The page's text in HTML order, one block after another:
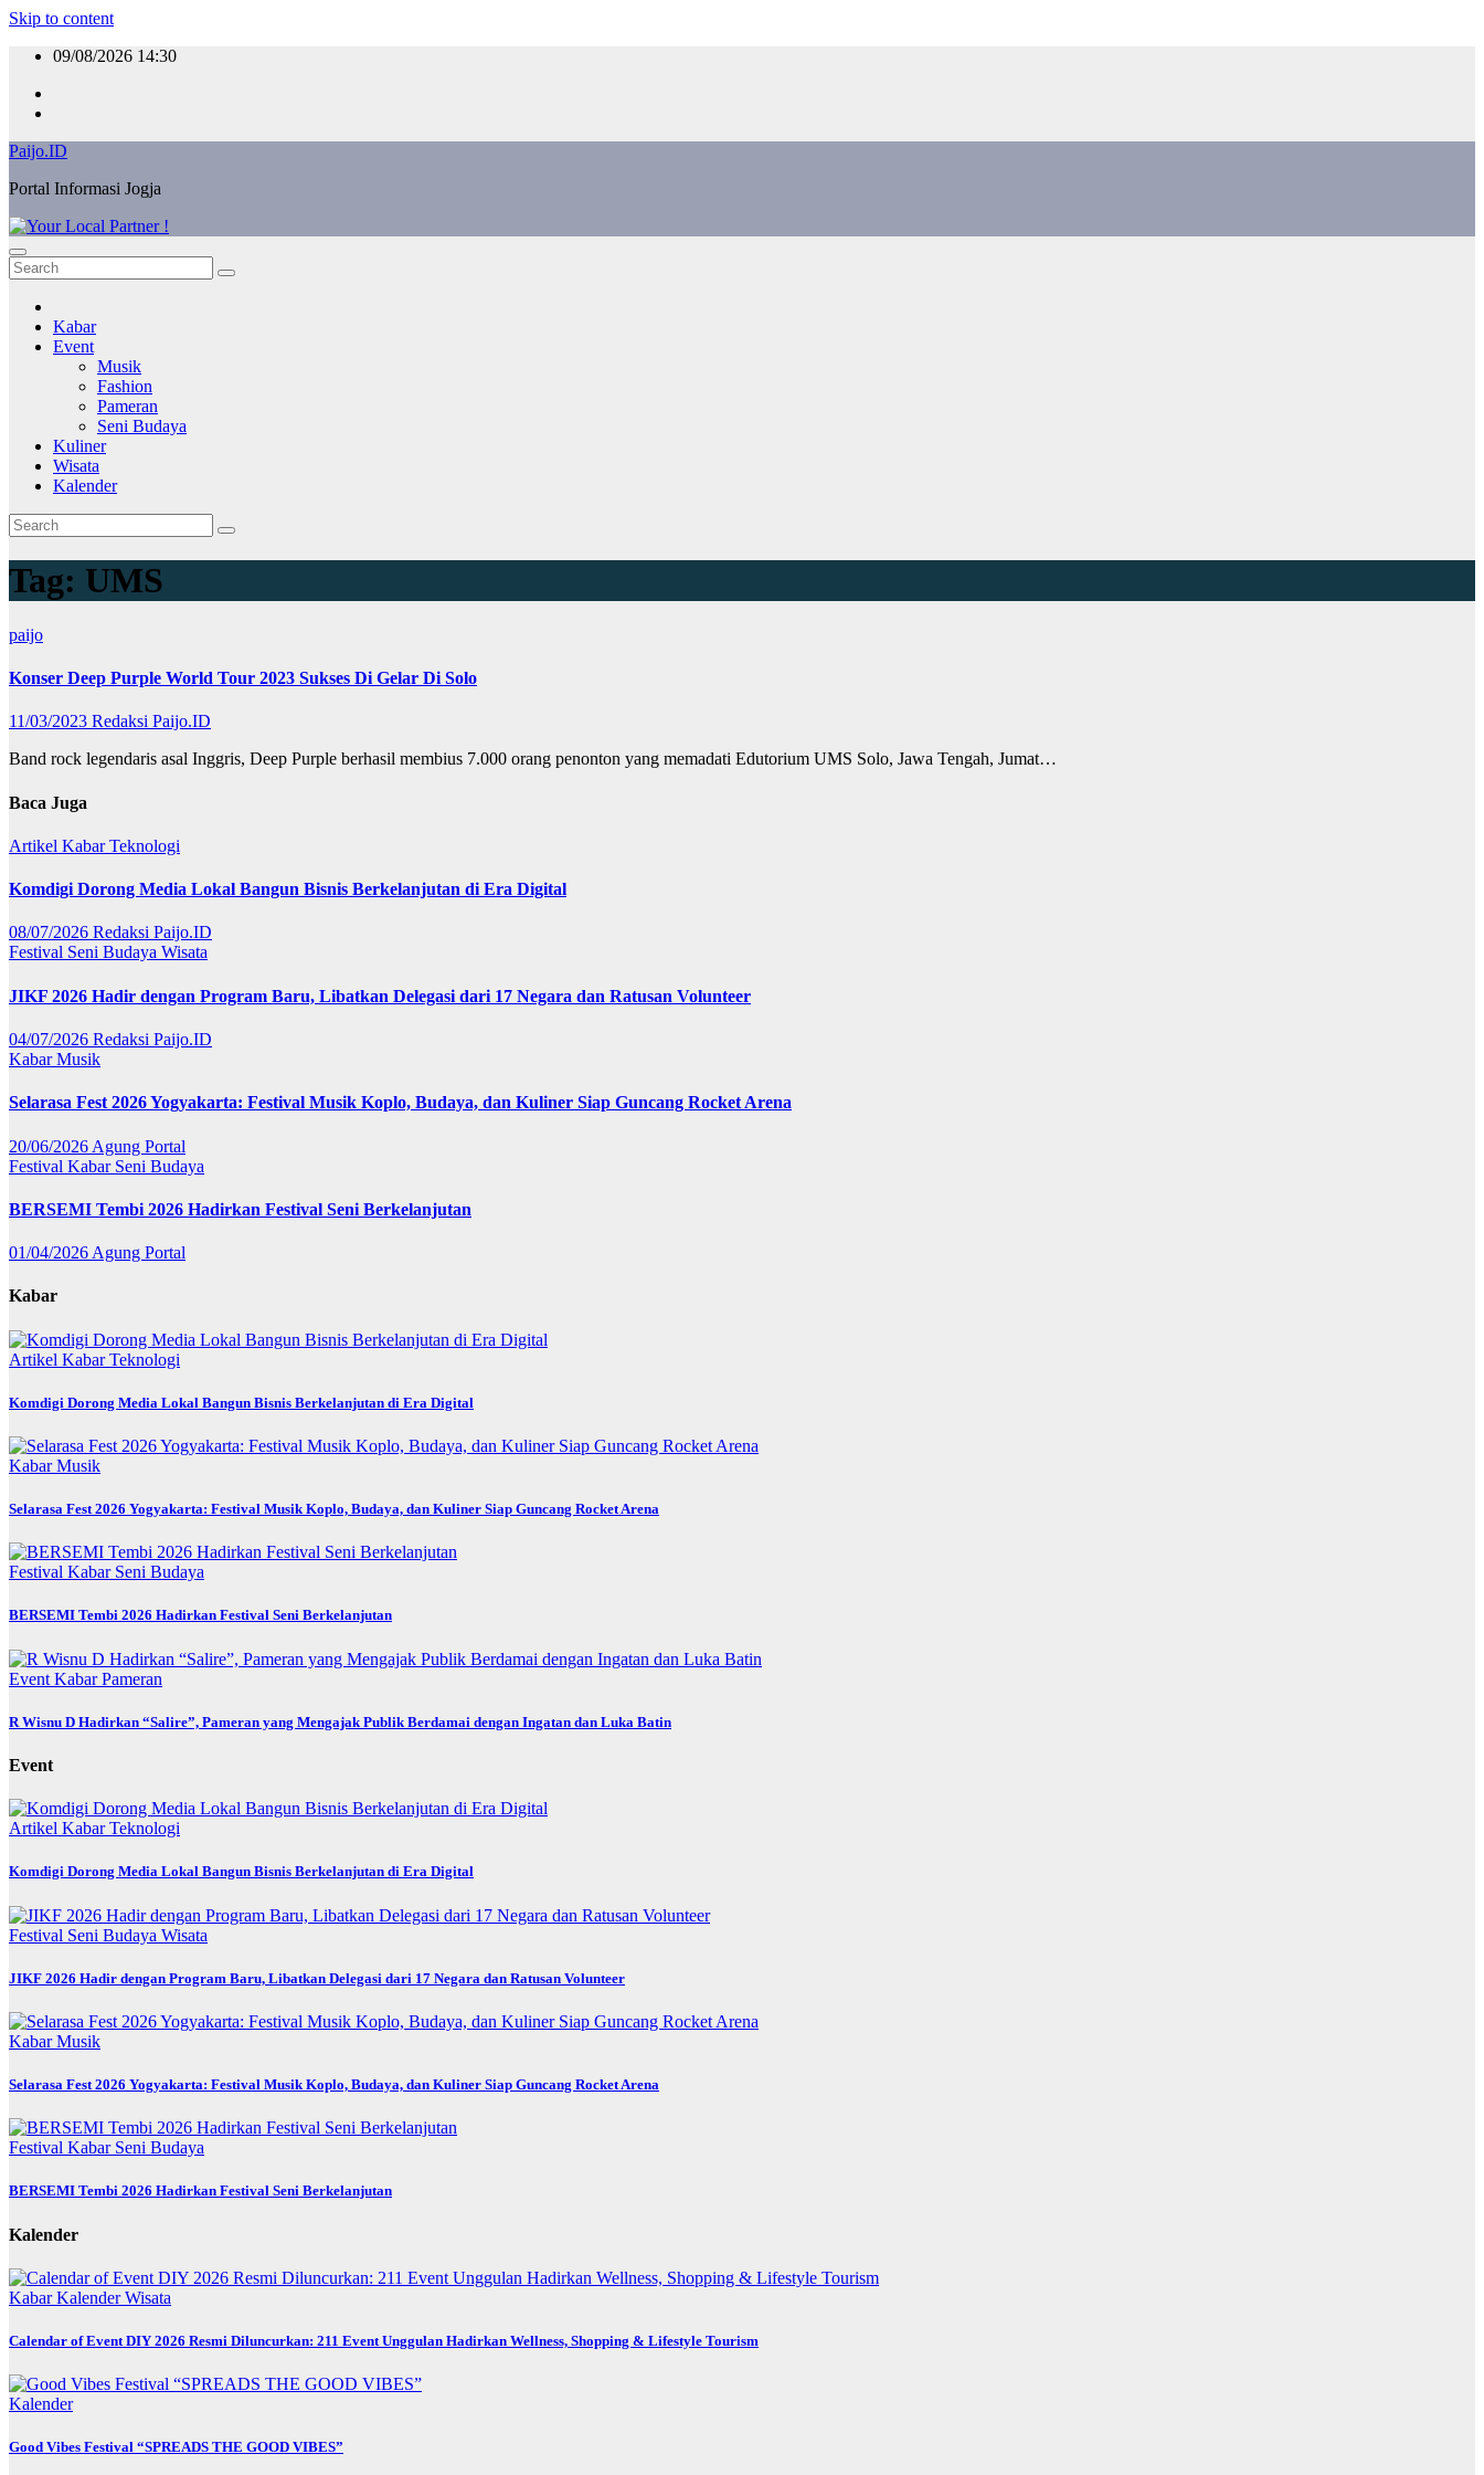
Skip to content
09/08/2026 14:30
Paijo.ID
Portal Informasi Jogja
Kabar
Event
Musik
Fashion
Pameran
Seni Budaya
Kuliner
Wisata
Kalender
Tag: UMS
paijo
Konser Deep Purple World Tour 2023 Sukses Di Gelar Di Solo
11/03/2023 Redaksi Paijo.ID
Band rock legendaris asal Inggris, Deep Purple berhasil membius 7.000 orang penonton yang memadati Edutorium UMS Solo, Jawa Tengah, Jumat…
Baca Juga
Artikel KabarTeknologi
Komdigi Dorong Media Lokal Bangun Bisnis Berkelanjutan di Era Digital
08/07/2026 Redaksi Paijo.ID
Festival Seni Budaya Wisata
JIKF 2026 Hadir dengan Program Baru, Libatkan Delegasi dari 17 Negara dan Ratusan Volunteer
04/07/2026 Redaksi Paijo.ID
KabarMusik
Selarasa Fest 2026 Yogyakarta: Festival Musik Koplo, Budaya, dan Kuliner Siap Guncang Rocket Arena
20/06/2026 Agung Portal
Festival Kabar Seni Budaya
BERSEMI Tembi 2026 Hadirkan Festival Seni Berkelanjutan
01/04/2026 Agung Portal
Kabar
Artikel KabarTeknologi
Komdigi Dorong Media Lokal Bangun Bisnis Berkelanjutan di Era Digital
KabarMusik
Selarasa Fest 2026 Yogyakarta: Festival Musik Koplo, Budaya, dan Kuliner Siap Guncang Rocket Arena
Festival Kabar Seni Budaya
BERSEMI Tembi 2026 Hadirkan Festival Seni Berkelanjutan
Event KabarPameran
R Wisnu D Hadirkan “Salire”, Pameran yang Mengajak Publik Berdamai dengan Ingatan dan Luka Batin
Event
Artikel KabarTeknologi
Komdigi Dorong Media Lokal Bangun Bisnis Berkelanjutan di Era Digital
Festival Seni Budaya Wisata
JIKF 2026 Hadir dengan Program Baru, Libatkan Delegasi dari 17 Negara dan Ratusan Volunteer
KabarMusik
Selarasa Fest 2026 Yogyakarta: Festival Musik Koplo, Budaya, dan Kuliner Siap Guncang Rocket Arena
Festival Kabar Seni Budaya
BERSEMI Tembi 2026 Hadirkan Festival Seni Berkelanjutan
Kalender
KabarKalenderWisata
Calendar of Event DIY 2026 Resmi Diluncurkan: 211 Event Unggulan Hadirkan Wellness, Shopping & Lifestyle Tourism
Kalender
Good Vibes Festival “SPREADS THE GOOD VIBES”